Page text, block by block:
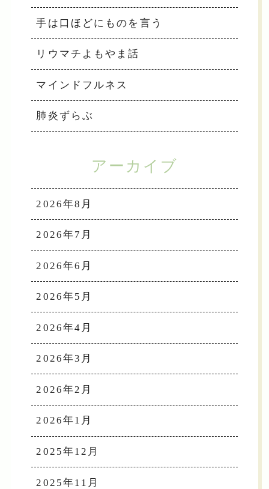
手は口ほどにものを言う
リウマチよもやま話
マインドフルネス
肺炎ずらぶ
アーカイブ
2026年8月
2026年7月
2026年6月
2026年5月
2026年4月
2026年3月
2026年2月
2026年1月
2025年12月
2025年11月